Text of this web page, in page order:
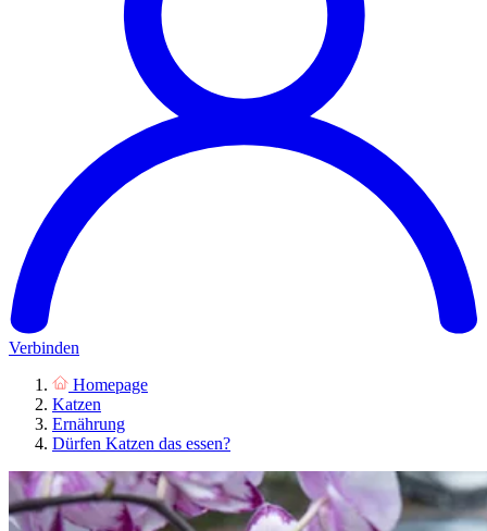
Verbinden
Homepage
Katzen
Ernährung
Dürfen Katzen das essen?